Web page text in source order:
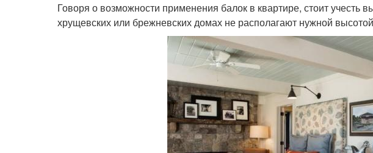
Говоря о возможности применения балок в квартире, стоит учесть
хрущевских или брежневских домах не располагают нужной